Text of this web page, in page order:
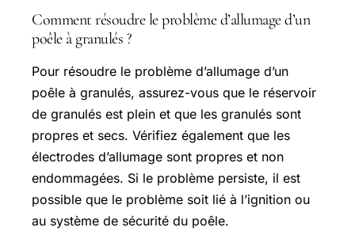
Comment résoudre le problème d’allumage d’un
poêle à granulés ?
Pour résoudre le problème d’allumage d’un
poêle à granulés, assurez-vous que le réservoir
de granulés est plein et que les granulés sont
propres et secs. Vérifiez également que les
électrodes d’allumage sont propres et non
endommagées. Si le problème persiste, il est
possible que le problème soit lié à l’ignition ou
au système de sécurité du poêle.